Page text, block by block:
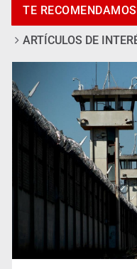
Fallece Don Nelson,
años
TE RECOMENDAMOS
ARTÍCULOS DE